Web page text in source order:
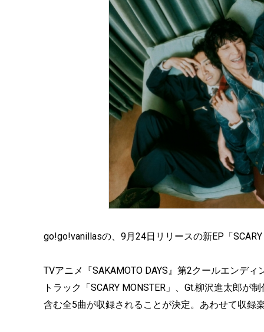
go!go!vanillasの、9月24日リリースの新EP「
TVアニメ『SAKAMOTO DAYS』第2クールエンデ
トラック「SCARY MONSTER」、Gt.柳沢進太郎
含む全5曲が収録されることが決定。あわせて収録